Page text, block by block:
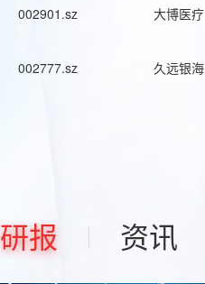
002901.sz 大博医疗
002777.sz 久远银海
研报 资讯